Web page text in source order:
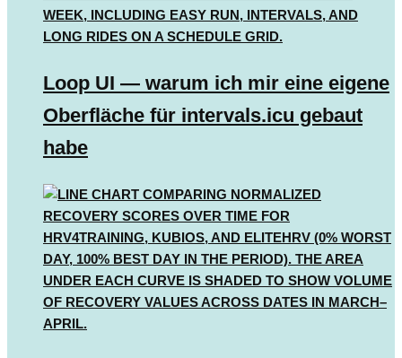
Loop UI — warum ich mir eine eigene
Oberfläche für intervals.icu gebaut
habe